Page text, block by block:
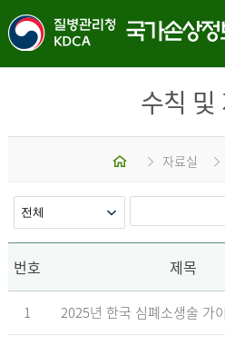
수칙 및
자료실
번호 제목
1 2025년 한국 심폐소생술 가